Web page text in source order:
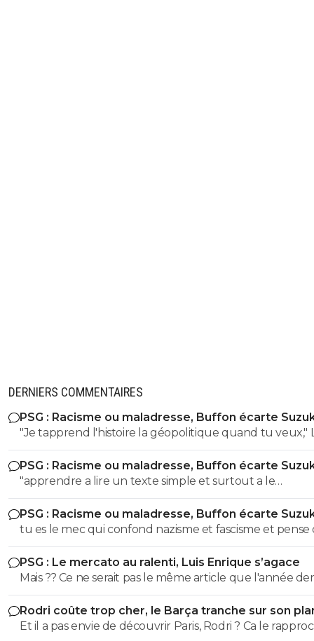
DERNIERS COMMENTAIRES
PSG : Racisme ou maladresse, Buffon écarte
"Je tapprend l'histoire la géopolitique quand tu veux," LOL
LOL LOL tu peux meme pas apprendre à un collégien
l'histoire puisque meme un élève de 3eme sait que le
nazisme c'est pas en Italie contrairement à toi l'ane du
! Ca se voit que t'es l'électeur moyen de LFI, un mec plus
bete que la moyenne et pas assez cultivé !! Tu viens de le
démontrer ici abruti ! putain tes parents t'ont fini à la
c'est pas possible....tu démontres que tu connais rien à
l'ignorant qui manque cruellement de culture veut
donner des cours mdr
PSG : Racisme ou maladresse, Buffon écarte
"apprendre a lire un texte simple et surtout a le
comprendre" dixit le mec qui pensait que le nazisme
en italie mdr On sent le petit lfiste frustré ! va picoler tes 8.6 le
mongolien qui voit des fachos partout tes parents t'ont
la pisse toi c'est évident
PSG : Racisme ou maladresse, Buffon écarte
tu es le mec qui confond nazisme et fascisme et pense
c'est la meme chose mdr Tu m'auras bien fait rire à prouver
par toi meme que t'es un putain d'ignare ! Retourne au
collège apprendre les lecons que tu as oublié petit
PSG : Le mercato au ralenti, Luis Enrique s’agace
Mais ?? Ce ne serait pas le même article que l'année
a la même époque??!! 😂
Rodri coûte trop cher, le Barça tranche sur son
Et il a pas envie de découvrir Paris, Rodri ? Ca le